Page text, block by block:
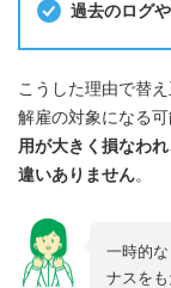
過去のログ
こうした理由で替
解雇の対象になる可
用が大きく損なわ
違いありません。
一時的
ナスを